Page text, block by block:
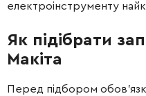
електроінструменту
Як підібрати
Макіта
Перед підбором